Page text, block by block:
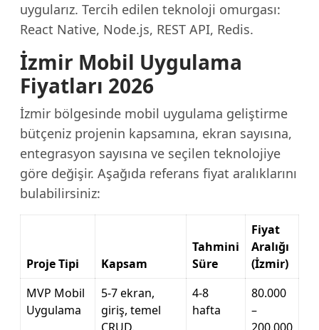
uygularız. Tercih edilen teknoloji omurgası:
React Native, Node.js, REST API, Redis.
İzmir Mobil Uygulama
Fiyatları 2026
İzmir bölgesinde mobil uygulama geliştirme
bütçeniz projenin kapsamına, ekran sayısına,
entegrasyon sayısına ve seçilen teknolojiye
göre değişir. Aşağıda referans fiyat aralıklarını
bulabilirsiniz:
Proje Tipi Kapsam
Tahmini
Süre
Fiyat
Aralığı
(İzmir)
MVP Mobil
Uygulama
5-7 ekran,
giriş, temel
4-8
hafta
80.000
–